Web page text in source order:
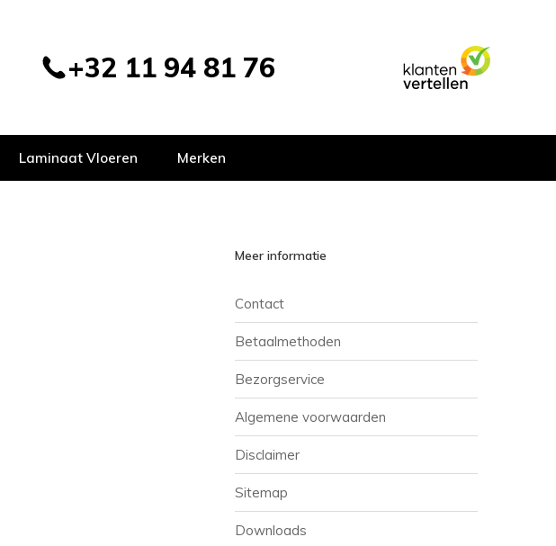
+32 11 94 81 76
Laminaat Vloeren Merken
Meer informatie
Contact
Betaalmethoden
Bezorgservice
Algemene voorwaarden
Disclaimer
Sitemap
Downloads